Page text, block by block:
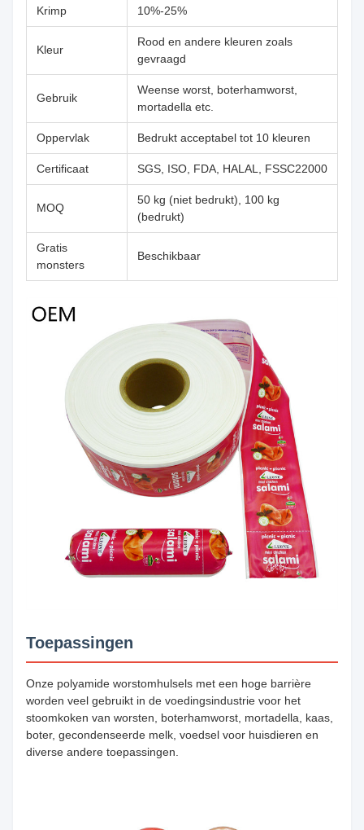
Krimp 10%-25%
Kleur
Rood en andere kleuren zoals
gevraagd
Gebruik
Weense worst, boterhamworst,
mortadella etc.
Oppervlak Bedrukt acceptabel tot 10 kleuren
Certificaat SGS, ISO, FDA, HALAL, FSSC22000
MOQ
50 kg (niet bedrukt), 100 kg
(bedrukt)
Gratis
monsters
Beschikbaar
Toepassingen
Onze polyamide worstomhulsels met een hoge barrière
worden veel gebruikt in de voedingsindustrie voor het
stoomkoken van worsten, boterhamworst, mortadella, kaas,
boter, gecondenseerde melk, voedsel voor huisdieren en
diverse andere toepassingen.